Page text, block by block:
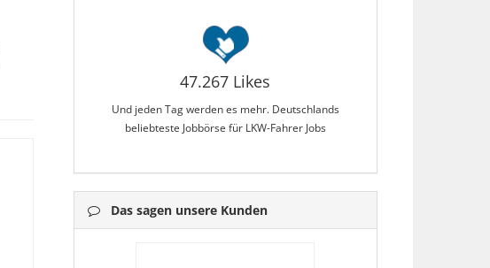
47.267 Likes
Und jeden Tag werden es mehr. Deutschlands
beliebteste Jobbörse für LKW-Fahrer Jobs
Das sagen unsere Kunden